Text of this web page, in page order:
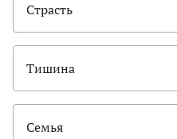
Страсть
Тишина
Семья